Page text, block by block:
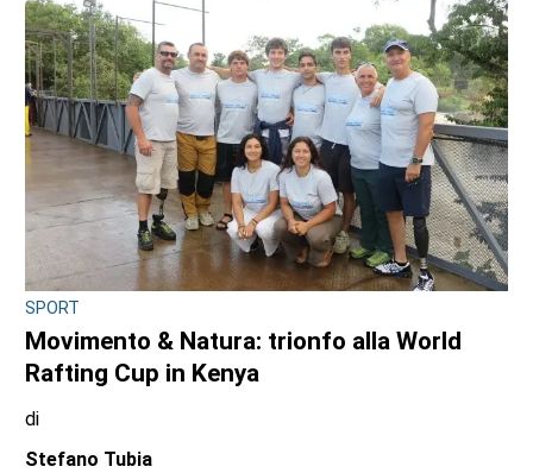
SPORT
Movimento & Natura: trionfo alla World
Rafting Cup in Kenya
di
Stefano Tubia